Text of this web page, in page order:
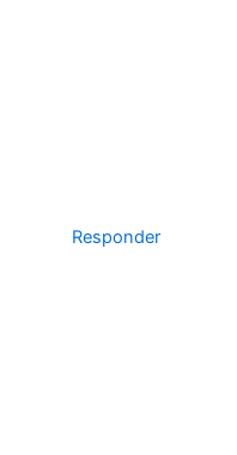
Responder